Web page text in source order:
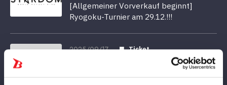
[Allgemeiner Vorverkauf beginnt]
Ryogoku-Turnier am 29.12.!!!
2025/09/17 Ticket
[Der allgemeine Vorverkauf beginnt
heute!] 27.10. Korakuen-Halle